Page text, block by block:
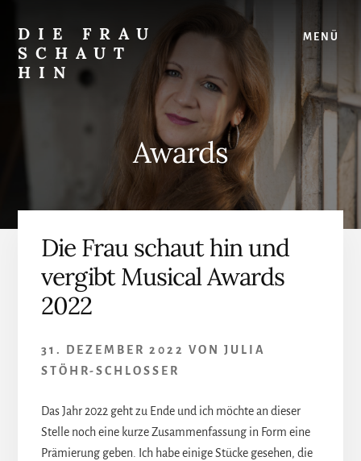
content
Seitenspalte
springen
DIE FRAU
SCHAUT
HIN
MENÜ
Awards
Die Frau schaut hin und
vergibt Musical Awards
2022
31. DEZEMBER 2022 VON JULIA
STÖHR-SCHLOSSER
Das Jahr 2022 geht zu Ende und ich möchte an dieser
Stelle noch eine kurze Zusammenfassung in Form eine
Prämierung geben. Ich habe einige Stücke gesehen, die